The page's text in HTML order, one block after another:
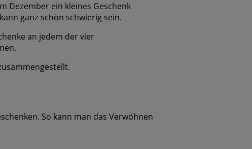
Dezember ein kleines Geschenk
ganz schön schwierig sein.
an jedem der vier
So kann man das Verwöhnen